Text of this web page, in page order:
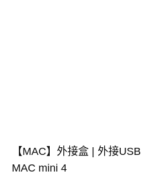
【MAC】外接盒 | 外接
MAC mini 4